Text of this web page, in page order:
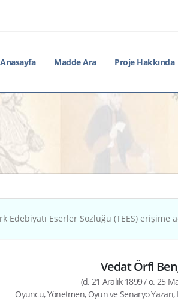
Anasayfa Madde Ara Proje Hakkında
Edebiyatı Eserler Sözlüğü (TEES) erişime
Vedat Örfi
(d. 21 Aralık 1899 / ö. 25
Oyuncu, Yönetmen, Oyun ve Senaryo